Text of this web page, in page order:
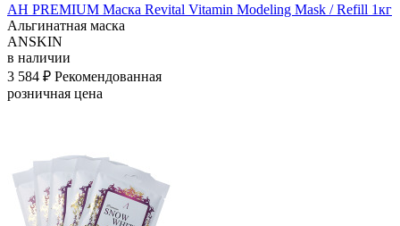
АН PREMIUM Маска Revital Vitamin Modeling Mask / Refill 1кг
Альгинатная маска
ANSKIN
в наличии
3 584 ₽ Рекомендованная
розничная цена